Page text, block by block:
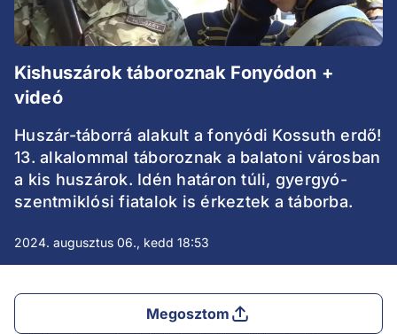
Kishuszárok táboroznak Fonyódon +
videó
Huszár-táborrá alakult a fonyódi Kossuth erdő!
13. alkalommal táboroznak a balatoni városban
a kis huszárok. Idén határon túli, gyergyó-
szentmiklósi fiatalok is érkeztek a táborba.
2024. augusztus 06., kedd 18:53
Megosztom